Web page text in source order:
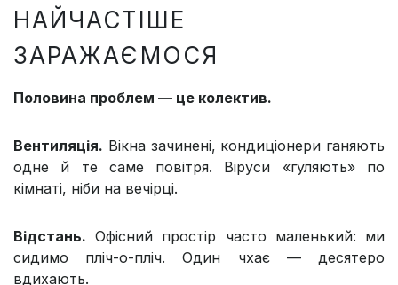
НАЙЧАСТІШЕ
ЗАРАЖАЄМОСЯ
Половина проблем — це колектив.
Вентиляція. Вікна зачинені, кондиціонери ганяють
одне й те саме повітря. Віруси «гуляють» по
кімнаті, ніби на вечірці.
Відстань. Офісний простір часто маленький: ми
сидимо пліч-о-пліч. Один чхає — десятеро
вдихають.